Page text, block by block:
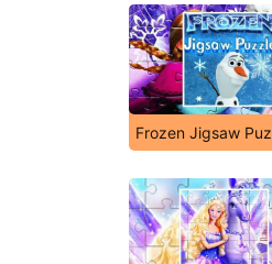
Frozen Jigsaw